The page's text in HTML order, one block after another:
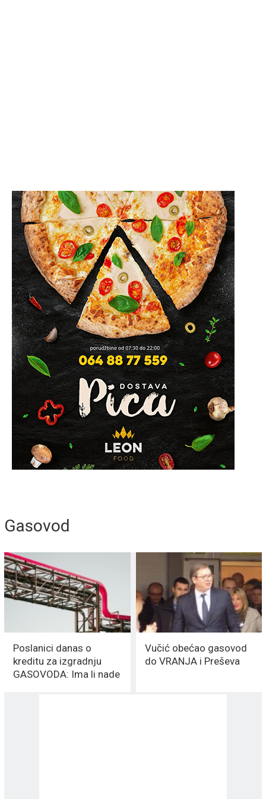
Gasovod
Poslanici danas o
kreditu za izgradnju
GASOVODA: Ima li nade
Vučić obećao gasovod
do VRANJA i Preševa